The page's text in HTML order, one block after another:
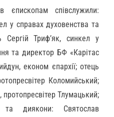
єпископам співслужили:
у справах духовенства та
Сергій Трифʼяк, синкел у
та директор БФ «Карітас
економ єпархії; отець
Коломийський;
Тлумацький;
та диякони: Святослав